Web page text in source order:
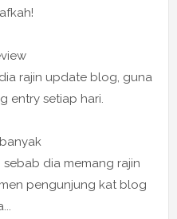
rajin update blog, guna
entry setiap hari.
dia memang rajin
pengunjung kat blog